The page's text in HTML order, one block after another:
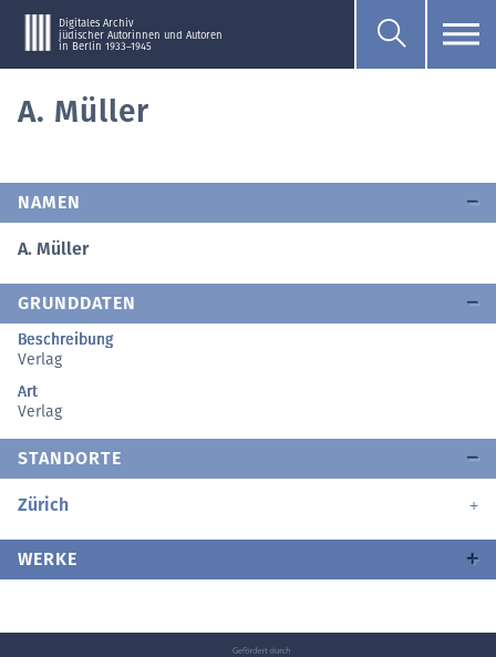
Digitales Archiv
jüdischer Autorinnen und Autoren
in Berlin 1933–1945
A. Müller
NAMEN
A. Müller
GRUNDDATEN
Beschreibung
Verlag
Art
Verlag
STANDORTE
Zürich
WERKE